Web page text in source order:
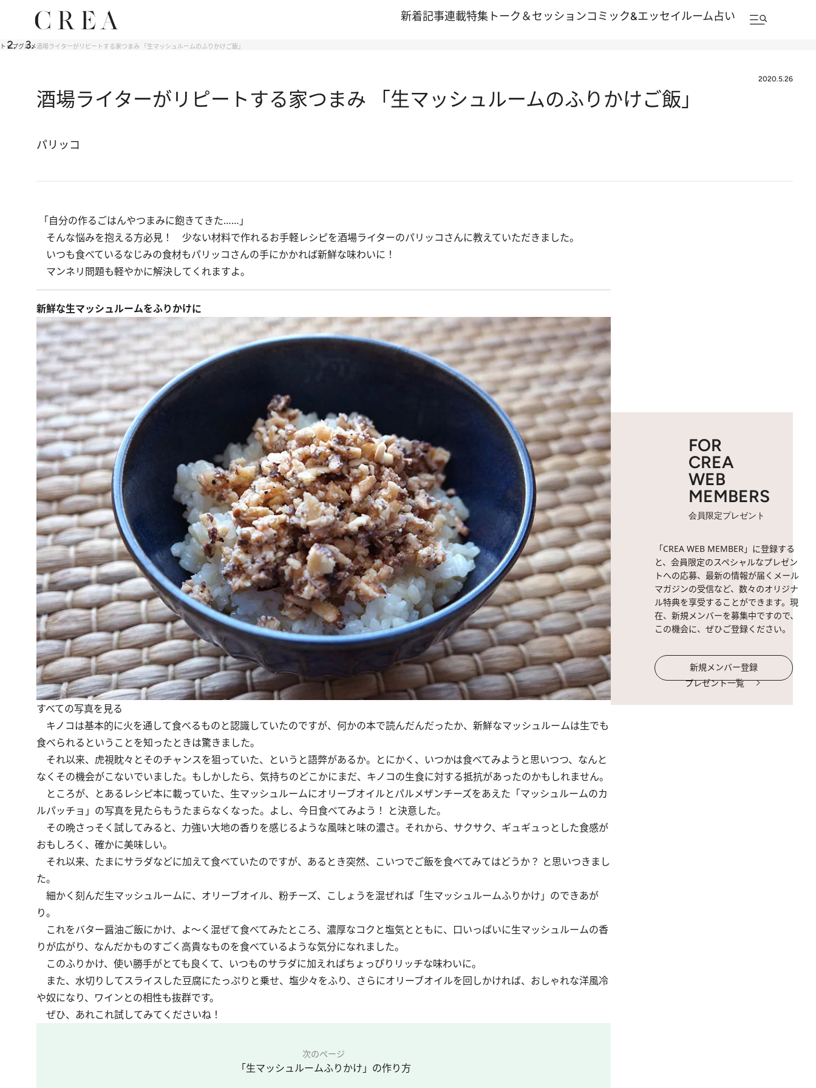
新着記事連載特集 トーク＆セッションコミック&エッセイルーム占い
トップグルメ酒場ライターがリピートする家つまみ 「生マッシュルームのふりかけご飯」
2020.5.26
酒場ライターがリピートする家つまみ 「生マッシュルームのふりかけご飯」
パリッコ
「自分の作るごはんやつまみに飽きてきた……」
そんな悩みを抱える方必見！ 少ない材料で作れるお手軽レシピを酒場ライターのパリッコさんに教えていただきました。
いつも食べているなじみの食材もパリッコさんの手にかかれば新鮮な味わいに！
マンネリ問題も軽やかに解決してくれますよ。
新鮮な生マッシュルームをふりかけに
すべての写真を見る
キノコは基本的に火を通して食べるものと認識していたのですが、何かの本で読んだんだったか、新鮮なマッシュルームは生でも
食べられるということを知ったときは驚きました。
それ以来、虎視眈々とそのチャンスを狙っていた、というと語弊があるか。とにかく、いつかは食べてみようと思いつつ、なんと
なくその機会がこないでいました。もしかしたら、気持ちのどこかにまだ、キノコの生食に対する抵抗があったのかもしれません。
ところが、とあるレシピ本に載っていた、生マッシュルームにオリーブオイルとパルメザンチーズをあえた「マッシュルームのカ
ルパッチョ」の写真を見たらもうたまらなくなった。よし、今日食べてみよう！ と決意した。
その晩さっそく試してみると、力強い大地の香りを感じるような風味と味の濃さ。それから、サクサク、ギュギュっとした食感が
おもしろく、確かに美味しい。
それ以来、たまにサラダなどに加えて食べていたのですが、あるとき突然、こいつでご飯を食べてみてはどうか？ と思いつきまし
た。
細かく刻んだ生マッシュルームに、オリーブオイル、粉チーズ、こしょうを混ぜれば「生マッシュルームふりかけ」のできあが
り。
これをバター醤油ご飯にかけ、よ～く混ぜて食べてみたところ、濃厚なコクと塩気とともに、口いっぱいに生マッシュルームの香
りが広がり、なんだかものすごく高貴なものを食べているような気分になれました。
このふりかけ、使い勝手がとても良くて、いつものサラダに加えればちょっぴりリッチな味わいに。
また、水切りしてスライスした豆腐にたっぷりと乗せ、塩少々をふり、さらにオリーブオイルを回しかければ、おしゃれな洋風冷
や奴になり、ワインとの相性も抜群です。
ぜひ、あれこれ試してみてくださいね！
次のページ
「生マッシュルームふりかけ」の作り方
FOR
CREA
WEB
MEMBERS
会員限定プレゼント
「CREA WEB MEMBER」に登録する
と、会員限定のスペシャルなプレゼン
トへの応募、最新の情報が届くメール
マガジンの受信など、数々のオリジナ
ル特典を享受することができます。現
在、新規メンバーを募集中ですので、
この機会に、ぜひご登録ください。
新規メンバー登録
プレゼント一覧